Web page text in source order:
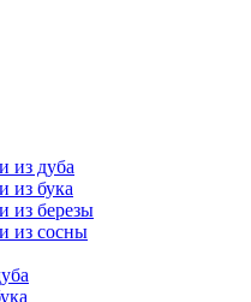
из дуба
из бука
из березы
из сосны